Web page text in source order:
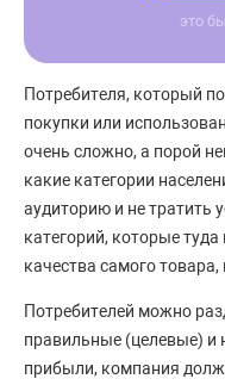
это
Потребителя, который
покупки или
очень сложно, а порой
какие категории
аудиторию и не тратить
категорий, которые
качества самого
Потребителей можно
правильные (целевые) и
прибыли, компания